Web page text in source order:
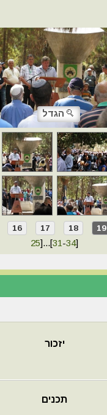
הגדל
16 17 18 19
25]...[31 -34]
יזכור
תכנים